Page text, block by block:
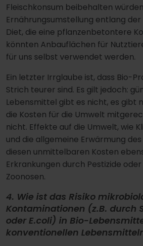
Fleischkonsum beibehalten
Ernährungsumstellung entlang
Diet, die eine pflanzenbetontere
könnten Anbauflächen für
für uns selbst verwendet werden.
Ein letzter Irrglaube ist, dass Bio-
Strich teurer sind. Es gilt jedoch:
Lebensmittel gibt es nicht, es gibt
die Kosten für die Umwelt
nicht. Effekte auf die Umwelt, wie
und die allgemeine Erwärmung
diesen unmittelbaren Kosten
Erkrankungen durch Pestizide
Zoonosen.
4. Wie ist das Risiko
Kontaminationen (z.B. durch
oder E.coli) in Bio-
konventionellen